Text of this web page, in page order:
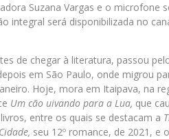
Suzana Vargas e o microfone
integral será disponibilizada no
de chegar à literatura, passou
em São Paulo, onde migrou
Hoje, mora em Itaipava, na
Um cão uivando para a Lua, que
entre os quais se destacam a
seu 12º romance, de 2021, e